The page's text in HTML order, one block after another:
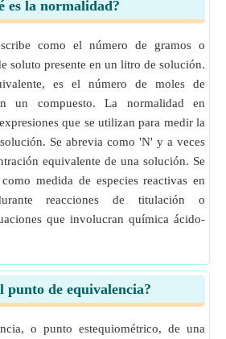
es la normalidad?
como el número de gramos o
soluto presente en un litro de solución.
es el número de moles de
un compuesto. La normalidad en
que se utilizan para medir la
Se abrevia como 'N' y a veces
equivalente de una solución. Se
medida de especies reactivas en
reacciones de titulación o
que involucran química ácido-
punto de equivalencia?
o punto estequiométrico, de una